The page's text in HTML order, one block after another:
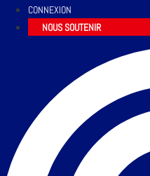
CONNEXION
NOUS SOUTENIR